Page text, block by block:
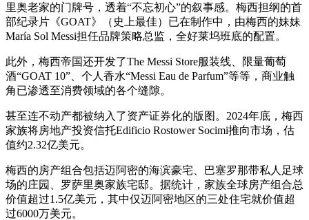
里奥老家的门牌号，透着“不忘初心”的叙事感。梅西担纲的首
部纪录片《GOAT》（史上最佳）已在制作中，由梅西的妹妹
María Sol Messi担任品牌策略总监，全好莱坞班底的配置。
此外，梅西帝国还开发了The Messi Store服装线、限量葡萄
酒“GOAT 10”、个人香水“Messi Eau de Parfum”等等，商业触
角已渗透至消费领域的各个缝隙。
甚至连不动产都被纳入了资产证券化的版图。2024年底，梅西
家族将房地产投资信托Edificio Rostower Socimi推向市场，估
值约2.32亿美元。
梅西的房产组合包括迈阿密的海滨豪宅、巴塞罗那带私人足球
场的庄园、罗萨里奥家族宅邸。据统计，家族全球房产组合总
价值超过1.5亿美元，其中仅迈阿密地区的三处住宅就价值超
过6000万美元。